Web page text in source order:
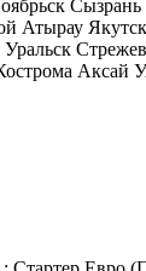
Атырау
Аксай